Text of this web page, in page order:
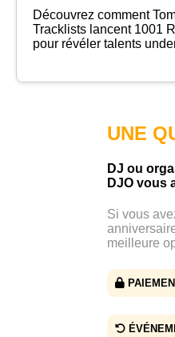
Découvrez comment
Tracklists lancent 1001
pour révéler talents
UNE
DJ ou
DJO vous
Si vous
meilleure